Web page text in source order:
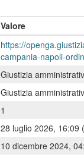
Valore
https://
campania-napoli-
Giustizia
Giustizia
1
28 luglio 2026, 16:09
10 dicembre 2024,